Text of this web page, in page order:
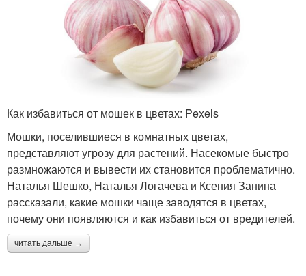
Как избавиться от мошек в цветах: Pexels
Мошки, поселившиеся в комнатных цветах,
представляют угрозу для растений. Насекомые быстро
размножаются и вывести их становится проблематично.
Наталья Шешко, Наталья Логачева и Ксения Занина
рассказали, какие мошки чаще заводятся в цветах,
почему они появляются и как избавиться от вредителей.
читать дальше →